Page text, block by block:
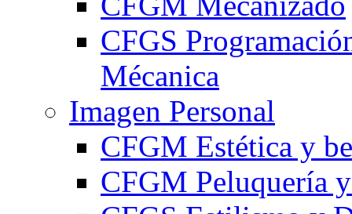
CFGS
Mécanica
Imagen Personal
CFGM Estética y
CFGM Peluquería